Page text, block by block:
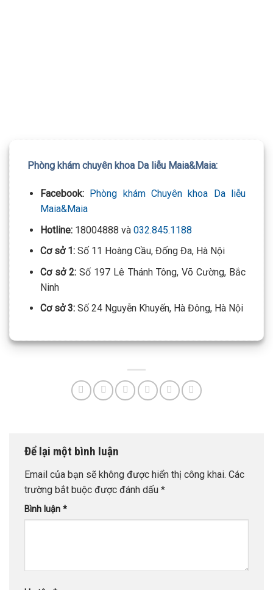
Phòng khám chuyên khoa Da liễu Maia&Maia:
Facebook: Phòng khám Chuyên khoa Da liễu
Maia&Maia
Hotline:18004888 và 032.845.1188
Cơ sở 1: Số 11 Hoàng Cầu, Đống Đa, Hà Nội
Cơ sở 2: Số 197 Lê Thánh Tông, Võ Cường, Bắc
Ninh
Cơ sở 3:Số 24 Nguyễn Khuyến, Hà Đông, Hà Nội
Để lại một bình luận
Email của bạn sẽ không được hiển thị công khai. Các
trường bắt buộc được đánh dấu *
Bình luận *